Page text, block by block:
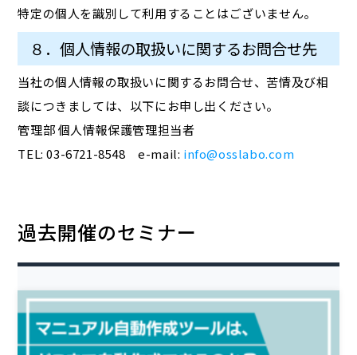
特定の個人を識別して利用することはございません。
８．個人情報の取扱いに関するお問合せ先
当社の個人情報の取扱いに関するお問合せ、苦情及び相
談につきましては、以下にお申し出ください。
管理部 個人情報保護管理担当者
TEL: 03-6721-8548 e-mail: info@osslabo.com
過去開催のセミナー